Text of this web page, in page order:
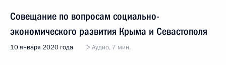
Совещание по вопросам социально-
экономического развития Крыма и Севастополя
10 января 2020 года Аудио, 7 мин.